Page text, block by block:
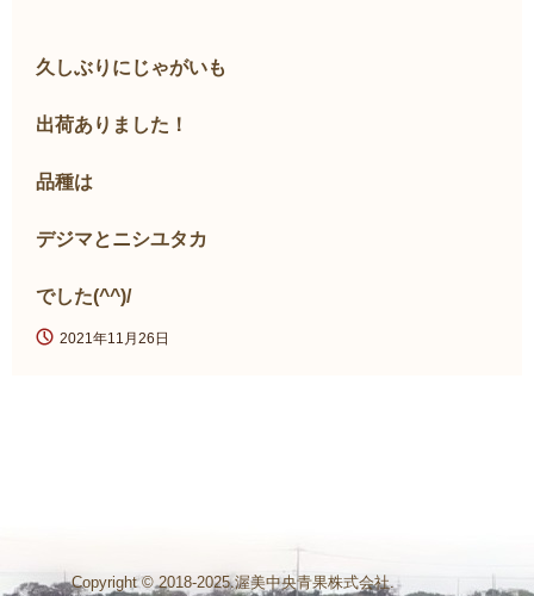
久しぶりにじゃがいも
出荷ありました！
品種は
デジマとニシユタカ
でした(^^)/
2021年11月26日
Copyright © 2018-2025.渥美中央青果株式会社.